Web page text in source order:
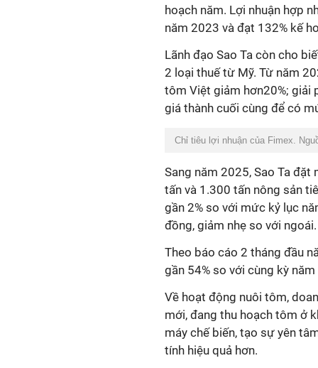
hoạch năm. Lợi nhuận hợp
năm 2023 và đạt 132% kế
Lãnh đạo Sao Ta còn cho
2 loại thuế từ Mỹ. Từ năm
tôm Việt giảm hơn20%; giải
giá thành cuối cùng để có
Chỉ tiêu lợi nhuận của Fimex.
Sang năm 2025, Sao Ta
tấn và 1.300 tấn nông sản
gần 2% so với mức kỷ lục
đồng, giảm nhẹ so với ngoái.
Theo báo cáo 2 tháng đầu
gần 54% so với cùng kỳ
Về hoạt động nuôi tôm,
mới, đang thu hoạch tôm ở
máy chế biến, tạo sự yên
tính hiệu quả hơn.